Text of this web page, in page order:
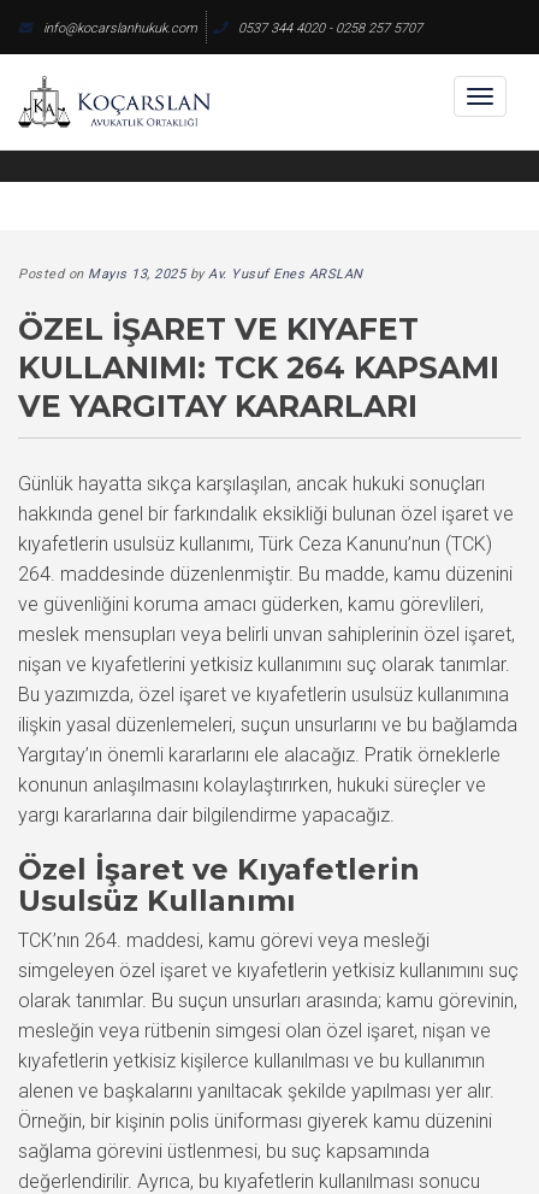
content
info@kocarslanhukuk.com 0537 344 4020 - 0258 257 5707
Posted on Mayıs 13, 2025byAv. Yusuf Enes ARSLAN
ÖZEL İŞARET VE KIYAFET
KULLANIMI: TCK 264 KAPSAMI
VE YARGITAY KARARLARI
Günlük hayatta sıkça karşılaşılan, ancak hukuki sonuçları
hakkında genel bir farkındalık eksikliği bulunan özel işaret ve
kıyafetlerin usulsüz kullanımı, Türk Ceza Kanunu’nun (TCK)
264. maddesinde düzenlenmiştir. Bu madde, kamu düzenini
ve güvenliğini koruma amacı güderken, kamu görevlileri,
meslek mensupları veya belirli unvan sahiplerinin özel işaret,
nişan ve kıyafetlerini yetkisiz kullanımını suç olarak tanımlar.
Bu yazımızda, özel işaret ve kıyafetlerin usulsüz kullanımına
ilişkin yasal düzenlemeleri, suçun unsurlarını ve bu bağlamda
Yargıtay’ın önemli kararlarını ele alacağız. Pratik örneklerle
konunun anlaşılmasını kolaylaştırırken, hukuki süreçler ve
yargı kararlarına dair bilgilendirme yapacağız.
Özel İşaret ve Kıyafetlerin
Usulsüz Kullanımı
TCK’nın 264. maddesi, kamu görevi veya mesleği
simgeleyen özel işaret ve kıyafetlerin yetkisiz kullanımını suç
olarak tanımlar. Bu suçun unsurları arasında; kamu görevinin,
mesleğin veya rütbenin simgesi olan özel işaret, nişan ve
kıyafetlerin yetkisiz kişilerce kullanılması ve bu kullanımın
alenen ve başkalarını yanıltacak şekilde yapılması yer alır.
Örneğin, bir kişinin polis üniforması giyerek kamu düzenini
sağlama görevini üstlenmesi, bu suç kapsamında
değerlendirilir. Ayrıca, bu kıyafetlerin kullanılması sonucu